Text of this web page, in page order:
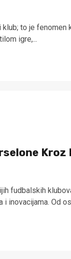
to je fenomen
igre,...
fudbalskih
inovacijama. Od